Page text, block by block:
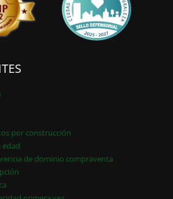
por construcción
edad
de dominio compraventa